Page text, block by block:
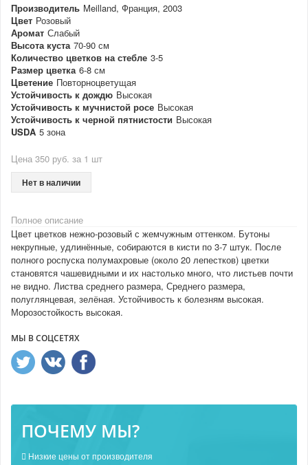
Производитель Meilland, Франция, 2003
Цвет Розовый
Аромат Слабый
Высота куста 70-90 см
Количество цветков на стебле 3-5
Размер цветка 6-8 см
Цветение Повторноцветущая
Устойчивость к дождю Высокая
Устойчивость к мучнистой росе Высокая
Устойчивость к черной пятнистости Высокая
USDA 5 зона
Цена 350 руб. за 1 шт
Нет в наличии
Полное описание
Цвет цветков нежно-розовый с жемчужным оттенком. Бутоны
некрупные, удлинённые, собираются в кисти по 3-7 штук. После
полного роспуска полумахровые (около 20 лепестков) цветки
становятся чашевидными и их настолько много, что листьев почти
не видно. Листва среднего размера, Среднего размера, ​​
полуглянцевая, зелёная. Устойчивость к болезням высокая.
Морозостойкость высокая.
МЫ В СОЦСЕТЯХ
ПОЧЕМУ МЫ?
Низкие цены от производителя